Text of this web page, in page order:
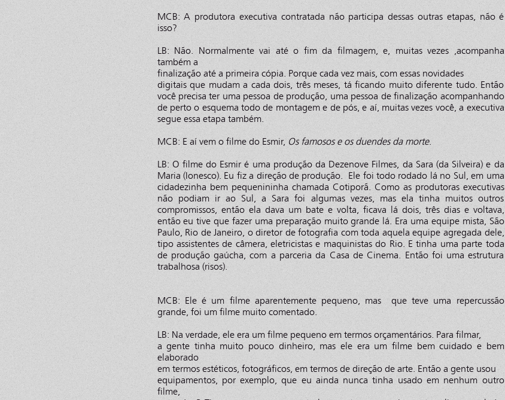
MCB: A produtora executiva contratada não participa dessas outras etapas, não é
isso?
LB: Não. Normalmente vai até o fim da filmagem, e, muitas vezes ,acompanha
também a
finalização até a primeira cópia. Porque cada vez mais, com essas novidades
digitais que mudam a cada dois, três meses, tá ficando muito diferente tudo. Então
você precisa ter uma pessoa de produção, uma pessoa de finalização acompanhando
de perto o esquema todo de montagem e de pós, e aí, muitas vezes você, a executiva
segue essa etapa também.
MCB: E aí vem o filme do Esmir, Os famosos e os duendes da morte.
LB: O filme do Esmir é uma produção da Dezenove Filmes, da Sara (da Silveira) e da
Maria (Ionesco). Eu fiz a direção de produção. Ele foi todo rodado lá no Sul, em uma
cidadezinha bem pequenininha chamada Cotiporã. Como as produtoras executivas
não podiam ir ao Sul, a Sara foi algumas vezes, mas ela tinha muitos outros
compromissos, então ela dava um bate e volta, ficava lá dois, três dias e voltava,
então eu tive que fazer uma preparação muito grande lá. Era uma equipe mista, São
Paulo, Rio de Janeiro, o diretor de fotografia com toda aquela equipe agregada dele,
tipo assistentes de câmera, eletricistas e maquinistas do Rio. E tinha uma parte toda
de produção gaúcha, com a parceria da Casa de Cinema. Então foi uma estrutura
trabalhosa (risos).
MCB: Ele é um filme aparentemente pequeno, mas que teve uma repercussão
grande, foi um filme muito comentado.
LB: Na verdade, ele era um filme pequeno em termos orçamentários. Para filmar,
a gente tinha muito pouco dinheiro, mas ele era um filme bem cuidado e bem
elaborado
em termos estéticos, fotográficos, em termos de direção de arte. Então a gente usou
equipamentos, por exemplo, que eu ainda nunca tinha usado em nenhum outro
filme,